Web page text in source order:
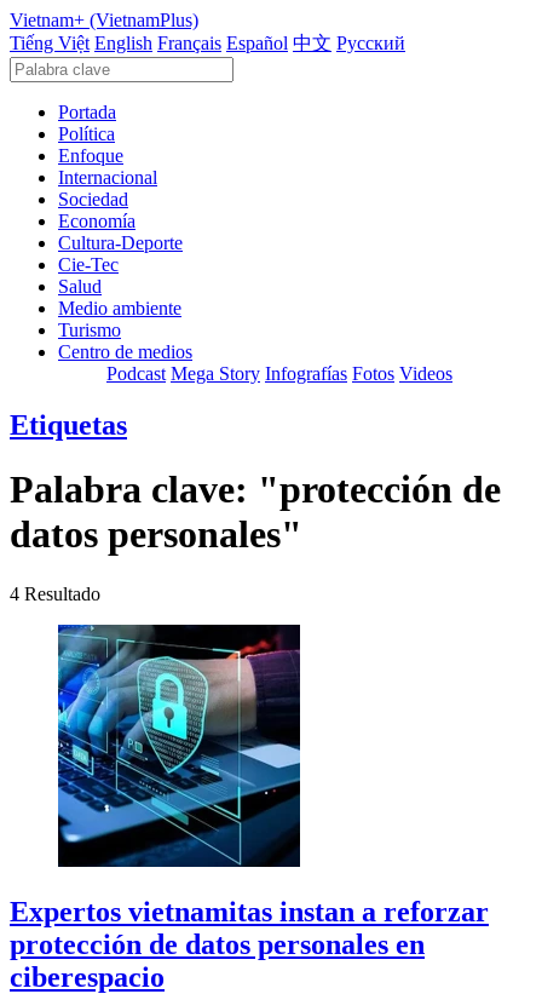
Vietnam+ (VietnamPlus)
Tiếng Việt English Français Español 中文 Русский
Portada
Política
Enfoque
Internacional
Sociedad
Economía
Cultura-Deporte
Cie-Tec
Salud
Medio ambiente
Turismo
Centro de medios
Podcast Mega Story Infografías Fotos Videos
Etiquetas
Palabra clave: "protección de
datos personales"
4 Resultado
Expertos vietnamitas instan a reforzar
protección de datos personales en
ciberespacio